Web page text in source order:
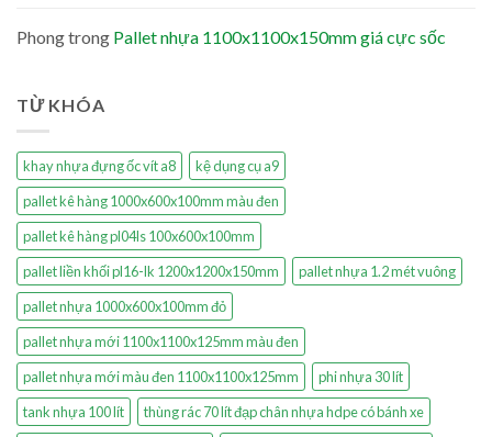
Phongtrong Pallet nhựa 1100x1100x150mm giá cực sốc
TỪ KHÓA
khay nhựa đựng ốc vít a8
kệ dụng cụ a9
pallet kê hàng 1000x600x100mm màu đen
pallet kê hàng pl04ls 100x600x100mm
pallet liền khối pl16-lk 1200x1200x150mm
pallet nhựa 1.2 mét vuông
pallet nhựa 1000x600x100mm đỏ
pallet nhựa mới 1100x1100x125mm màu đen
pallet nhựa mới màu đen 1100x1100x125mm
phi nhựa 30 lít
tank nhựa 100 lít
thùng rác 70 lít đạp chân nhựa hdpe có bánh xe